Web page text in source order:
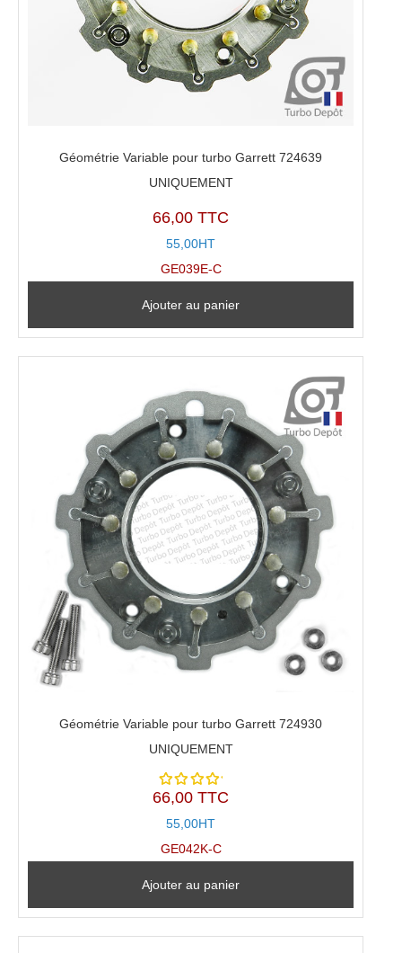
Géométrie Variable pour turbo Garrett 724639
UNIQUEMENT
66,00 TTC
55,00HT
GE039E-C
Ajouter au panier
Géométrie Variable pour turbo Garrett 724930
UNIQUEMENT
Note
5
66,00 TTC
55,00HT
GE042K-C
Ajouter au panier